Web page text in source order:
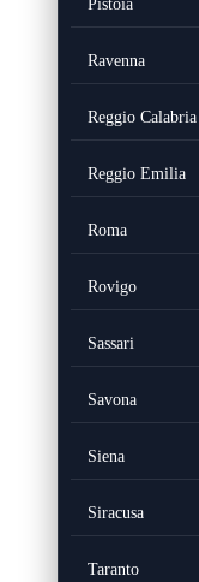
Pistoia
Ravenna
Reggio Calabria
Reggio Emilia
Roma
Rovigo
Sassari
Savona
Siena
Siracusa
Taranto